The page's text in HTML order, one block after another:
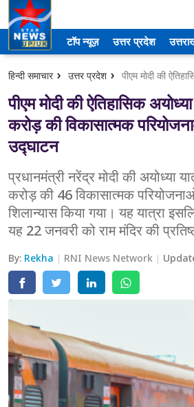
टॉप न्यूज़ उत्तर प्रदेश
हिन्दी समाचार उत्तर प्रदेश
पीएम मोदी की ऐतिहासिक
करोड़ की विकासात्मक
उद्घाटन
प्रधानमंत्री नरेंद्र मोदी की अयोध्या
करोड़ की 46 विकासात्मक
शिलान्यास किया गया। यह यात्रा
यह 22 जनवरी को राम मंदिर की
By: Rekha RNI News Network
उत्तर प्रदेश
अमेठी
आगरा
कानपुर
प्रयागराज
मेरठ
लखनऊ
उत्तराखंड
अल्मोड़ा
चंपावत
चमोली
देहरादून